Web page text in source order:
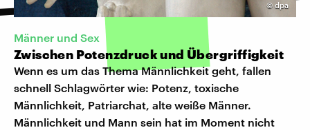
© dpa
Männer und Sex
Zwischen Potenzdruck und Übergriffigkeit
Wenn es um das Thema Männlichkeit geht, fallen
schnell Schlagwörter wie: Potenz, toxische
Männlichkeit, Patriarchat, alte weiße Männer.
Männlichkeit und Mann sein hat im Moment nicht